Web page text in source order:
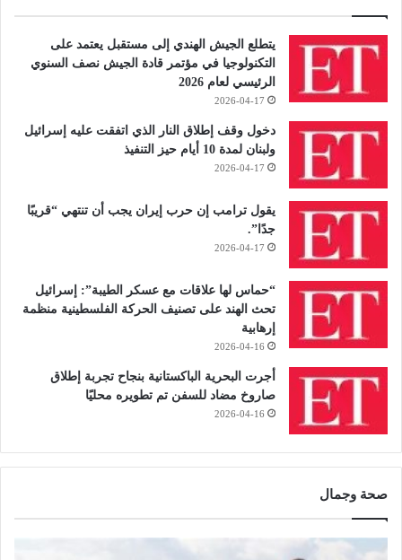
يتطلع الجيش الهندي إلى مستقبل يعتمد على
التكنولوجيا في مؤتمر قادة الجيش نصف السنوي
الرئيسي لعام 2026
2026-04-17
دخول وقف إطلاق النار الذي اتفقت عليه إسرائيل
ولبنان لمدة 10 أيام حيز التنفيذ
2026-04-17
يقول ترامب إن حرب إيران يجب أن تنتهي “قريبًا
جدًا”.
2026-04-17
“حماس لها علاقات مع عسكر الطيبة”: إسرائيل
تحث الهند على تصنيف الحركة الفلسطينية منظمة
إرهابية
2026-04-16
أجرت البحرية الباكستانية بنجاح تجربة إطلاق
صاروخ مضاد للسفن تم تطويره محليًا
2026-04-16
صحة وجمال